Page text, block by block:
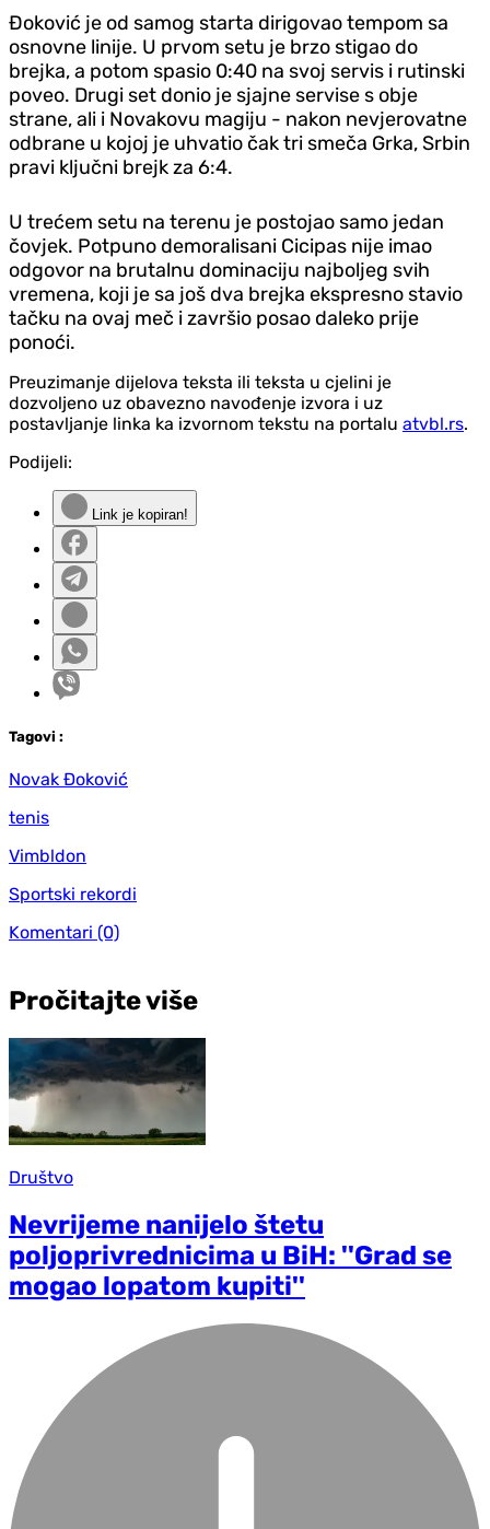
Đoković je od samog starta dirigovao tempom sa
osnovne linije. U prvom setu je brzo stigao do
brejka, a potom spasio 0:40 na svoj servis i rutinski
poveo. Drugi set donio je sjajne servise s obje
strane, ali i Novakovu magiju - nakon nevjerovatne
odbrane u kojoj je uhvatio čak tri smeča Grka, Srbin
pravi ključni brejk za 6:4.
U trećem setu na terenu je postojao samo jedan
čovjek. Potpuno demoralisani Cicipas nije imao
odgovor na brutalnu dominaciju najboljeg svih
vremena, koji je sa još dva brejka ekspresno stavio
tačku na ovaj meč i završio posao daleko prije
ponoći.
Preuzimanje dijelova teksta ili teksta u cjelini je
dozvoljeno uz obavezno navođenje izvora i uz
postavljanje linka ka izvornom tekstu na portalu atvbl.rs.
Podijeli:
Link je kopiran!
Tagovi :
Novak Đoković
tenis
Vimbldon
Sportski rekordi
Komentari (0)
Pročitajte više
Društvo
Nevrijeme nanijelo štetu
poljoprivrednicima u BiH: ''Grad se
mogao lopatom kupiti''